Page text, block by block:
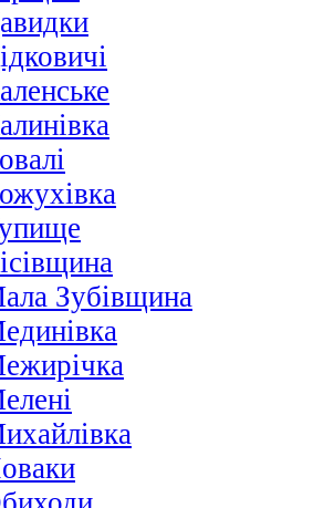
Зубівщина